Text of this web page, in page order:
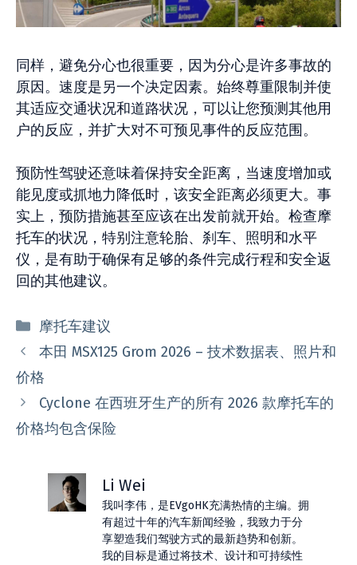
同样，避免分心也很重要，因为分心是许多事故的
原因。速度是另一个决定因素。始终尊重限制并使
其适应交通状况和道路状况，可以让您预测其他用
户的反应，并扩大对不可预见事件的反应范围。
预防性驾驶还意味着保持安全距离，当速度增加或
能见度或抓地力降低时，该安全距离必须更大。事
实上，预防措施甚至应该在出发前就开始。检查摩
托车的状况，特别注意轮胎、刹车、照明和水平
仪，是有助于确保有足够的条件完成行程和安全返
回的其他建议。
分
类
摩托车建议
本田 MSX125 Grom 2026 – 技术数据表、照片和
价格
Cyclone 在西班牙生产的所有 2026 款摩托车的
价格均包含保险
Li Wei
我叫李伟，是EVgoHK充满热情的主编。拥
有超过十年的汽车新闻经验，我致力于分
享塑造我们驾驶方式的最新趋势和创新。
我的目标是通过将技术、设计和可持续性